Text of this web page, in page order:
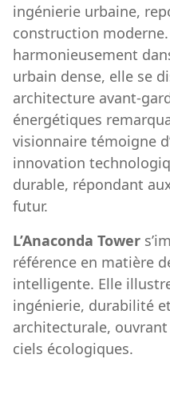
ingénierie urbaine,
construction
harmonieusement
urbain dense, elle se
architecture avant-
énergétiques
visionnaire témoigne
innovation
durable, répondant
futur.
L’Anaconda Tower
référence en matière
intelligente. Elle
ingénierie, durabilité
architecturale,
ciels écologiques.